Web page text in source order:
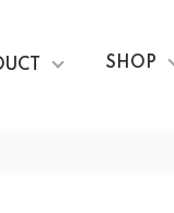
SHOP